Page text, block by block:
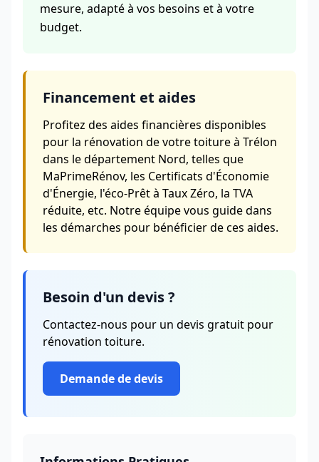
mesure, adapté à vos besoins et à votre
budget.
Financement et aides
Profitez des aides financières disponibles
pour la rénovation de votre toiture à Trélon
dans le département Nord, telles que
MaPrimeRénov, les Certificats d'Économie
d'Énergie, l'éco-Prêt à Taux Zéro, la TVA
réduite, etc. Notre équipe vous guide dans
les démarches pour bénéficier de ces aides.
Besoin d'un devis ?
Contactez-nous pour un devis gratuit pour
rénovation toiture.
Demande de devis